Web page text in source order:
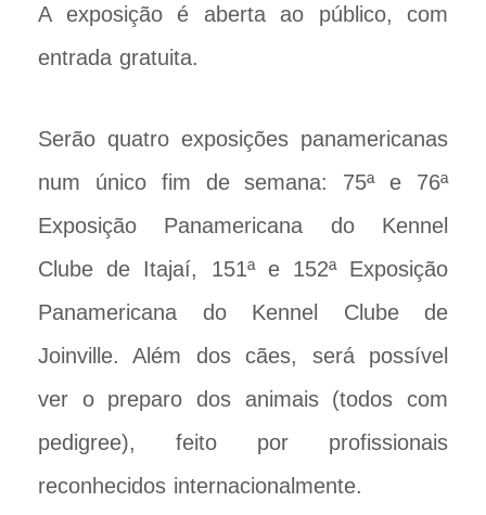
A exposição é aberta ao público, com
entrada gratuita.
Serão quatro exposições panamericanas
num único fim de semana: 75ª e 76ª
Exposição Panamericana do Kennel
Clube de Itajaí, 151ª e 152ª Exposição
Panamericana do Kennel Clube de
Joinville. Além dos cães, será possível
ver o preparo dos animais (todos com
pedigree), feito por profissionais
reconhecidos internacionalmente.